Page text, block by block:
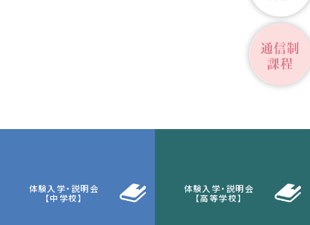
体験入学・説明会
【中学校】
体験入学・説明会
【高等学校】